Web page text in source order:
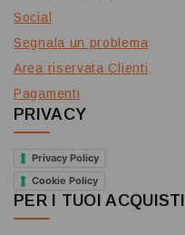
Social
Segnala un problema
Area riservata Clienti
Pagamenti
PRIVACY
Privacy Policy
Cookie Policy
PER I TUOI ACQUISTI